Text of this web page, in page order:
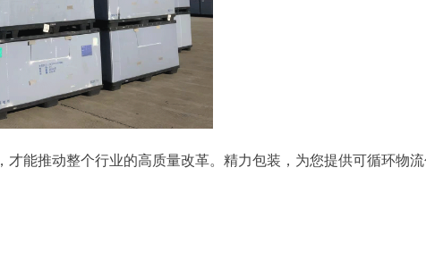
能推动整个行业的高质量改革。精力包装，为您提供可循环物流